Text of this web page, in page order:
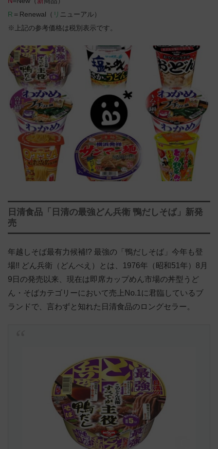
R ＝Renewal（ リ ニューアル）
※上記の参考価格は税別表示です。
日清食品「日清の最強どん兵衛 鴨だしそば」新発
売
年越しそば最有力候補!? 最強の「鴨だしそば」今年も登
場!! どん兵衛（どんべえ）とは、1976年（昭和51年）8月
9日の発売以来、現在は即席カップめん市場の丼型うど
ん・そばカテゴリーにおいて売上No.1に君臨しているブ
ランドで、言わずと知れた日清食品のロングセラー。